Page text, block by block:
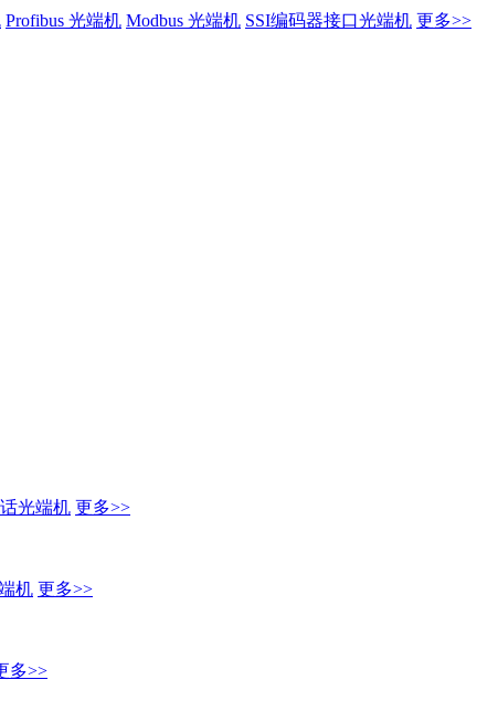
Profibus 光端机 Modbus 光端机 SSI编码器接口光端机 更多>>
光端机 更多>>
机 更多>>
多>>